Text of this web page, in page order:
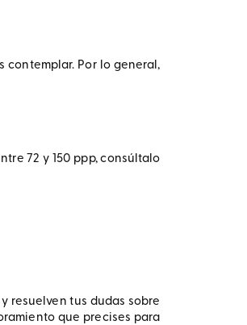
contemplar. Por lo general,
72 y 150 ppp, consúltalo
resuelven tus dudas sobre
que precises para